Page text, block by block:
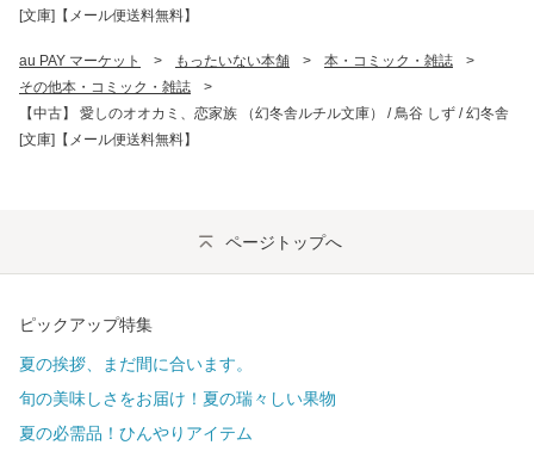
[文庫]【メール便送料無料】
au PAY マーケット > もったいない本舗 > 本・コミック・雑誌
>
その他本・コミック・雑誌
>
【中古】 愛しのオオカミ、恋家族 （幻冬舎ルチル文庫） / 鳥谷 しず / 幻冬舎
[文庫]【メール便送料無料】
ページトップへ
ピックアップ特集
夏の挨拶、まだ間に合います。
旬の美味しさをお届け！夏の瑞々しい果物
夏の必需品！ひんやりアイテム